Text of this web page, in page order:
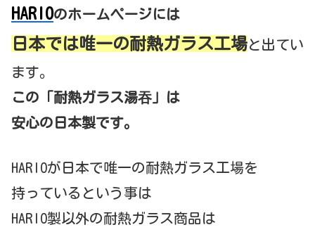
HARIOのホームページには
日本では唯一の耐熱ガラス工場と出てい
ます。
この「耐熱ガラス湯吞」は
安心の日本製です。
HARIOが日本で唯一の耐熱ガラス工場を
持っているという事は
HARIO製以外の耐熱ガラス商品は